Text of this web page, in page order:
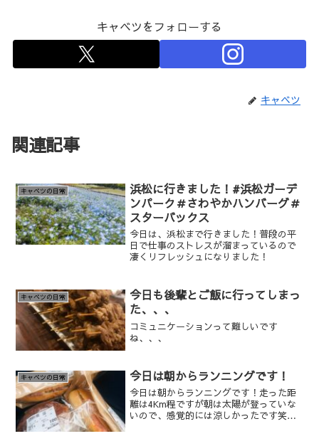
キャベツをフォローする
キャベツ
関連記事
キャベツの日常
浜松に行きました！#浜松ガーデ
ンパーク＃さわやかハンバーグ＃
スターバックス
今日は、浜松まで行きました！普段の平
日で仕事のストレスが溜まっているので
凄くリフレッシュになりました！
キャベツの日常
今日も後輩とご飯に行ってしまっ
た、、、
コミュニケーションって難しいです
ね、、、
キャベツの日常 今日は朝からランニングです！
今日は朝からランニングです！走った距
離は4Km程ですが朝は太陽が登っていな
いので、感覚的には涼しかったです笑。